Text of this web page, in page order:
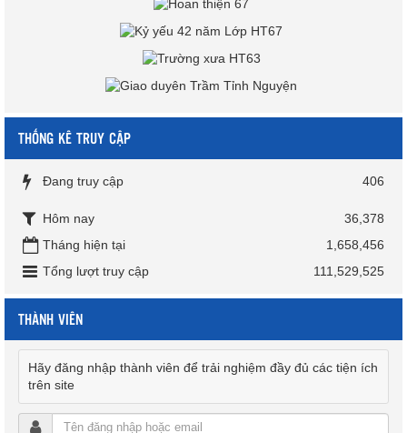
THỐNG KÊ TRUY CẬP
Đang truy cập 406
Hôm nay
36,378
Tháng hiện tại
1,658,456
Tổng lượt truy cập
111,529,525
THÀNH VIÊN
Hãy đăng nhập thành viên để trải nghiệm đầy đủ các tiện ích
trên site